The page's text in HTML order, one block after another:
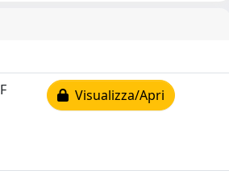
Visualizza/Apri